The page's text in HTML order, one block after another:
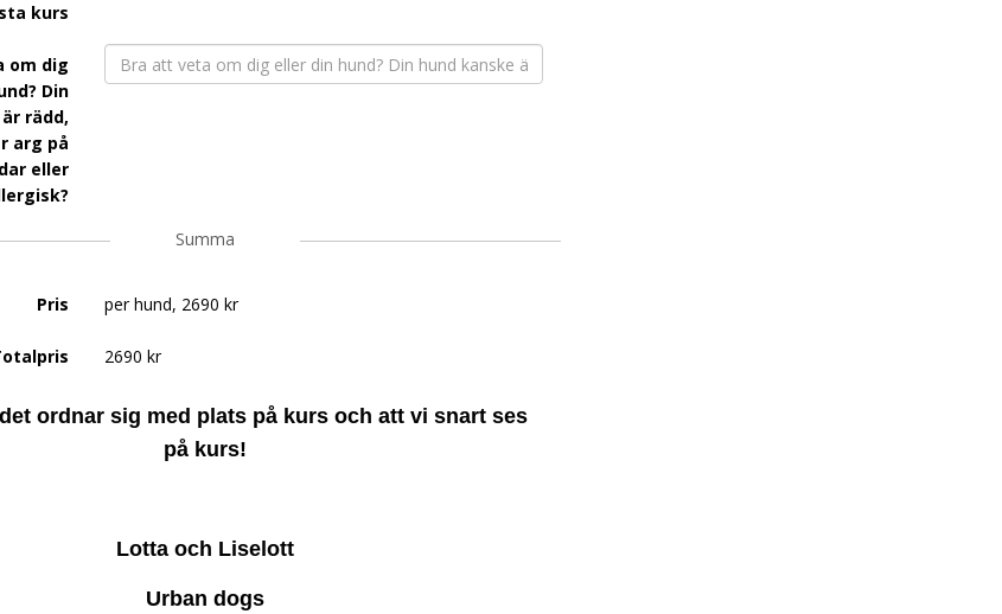
kurs
om dig
Din
rädd,
arg på
eller
Summa
Pris per hund, 2690 kr
2690 kr
ordnar sig med plats på kurs och att vi snart ses
på kurs!
Lotta och Liselott
Urban dogs